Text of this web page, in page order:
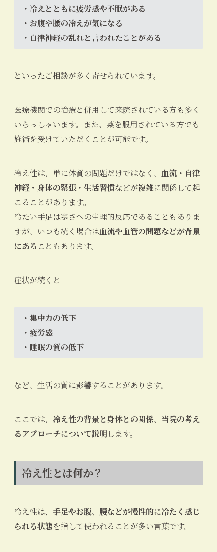
・冷えとともに疲労感や不眠がある
・お腹や腰の冷えが気になる
・自律神経の乱れと言われたことがある
といったご相談が多く寄せられています。
医療機関での治療と併用して来院されている方も多く
いらっしゃいます。また、薬を服用されている方でも
施術を受けていただくことが可能です。
冷え性は、単に体質の問題だけではなく、 血流・自律
神経・身体の緊張・生活習慣などが複雑に関係して起
こることがあります。
冷たい手足は寒さへの生理的反応であることもありま
すが、いつも続く場合は血流や血管の問題などが背景
にある こともあります。
症状が続くと
・集中力の低下
・疲労感
・睡眠の質の低下
など、生活の質に影響することがあります。
ここでは、 冷え性の背景と身体との関係、当院の考え
るアプローチについて説明 します。
冷え性とは何か？
冷え性は、 手足やお腹、腰などが慢性的に冷たく感じ
られる状態を指して使われることが多い言葉です。